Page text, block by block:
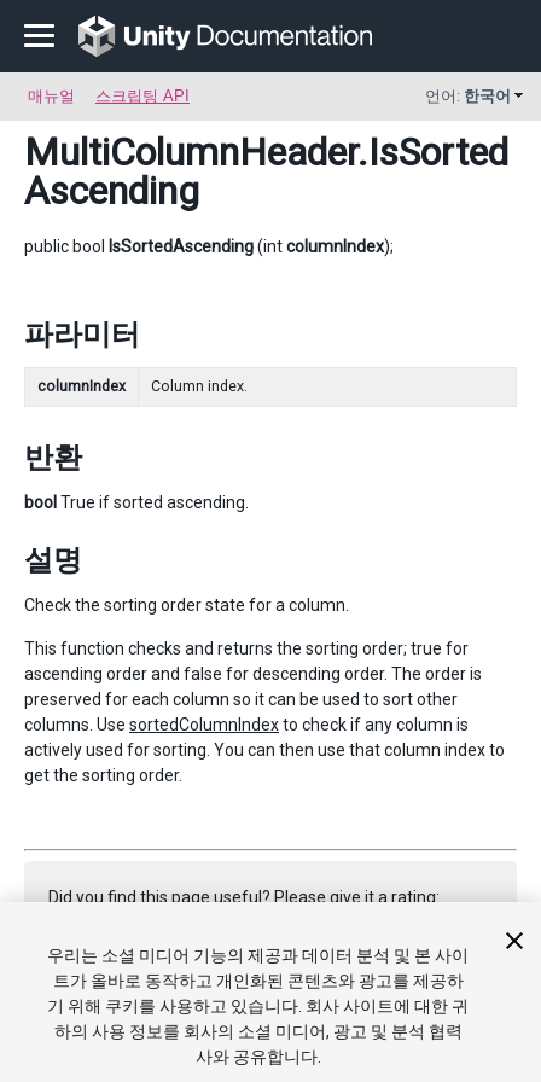
매뉴얼 스크립팅 API 언어: 한국어
MultiColumnHeader.IsSorted
Ascending
public bool IsSortedAscending(intcolumnIndex);
파라미터
columnIndex Column index.
반환
bool True if sorted ascending.
설명
Check the sorting order state for a column.
This function checks and returns the sorting order; true for
ascending order and false for descending order. The order is
preserved for each column so it can be used to sort other
columns. Use sortedColumnIndexto check if any column is
actively used for sorting. You can then use that column index to
get the sorting order.
Did you find this page useful? Please give it a rating:
Report a problem on this page
우리는 소셜 미디어 기능의 제공과 데이터 분석 및 본 사이
트가 올바로 동작하고 개인화된 콘텐츠와 광고를 제공하
기 위해 쿠키를 사용하고 있습니다. 회사 사이트에 대한 귀
하의 사용 정보를 회사의 소셜 미디어, 광고 및 분석 협력
사와 공유합니다.